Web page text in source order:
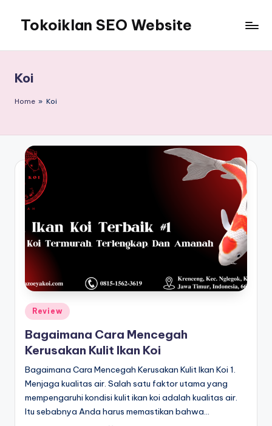
content
Tokoiklan SEO Website
Master
Ahli
dan
Murah
Terbaik
Bergaransi
Koi
Home » Koi
Posted
in
Review
Bagaimana Cara Mencegah
Kerusakan Kulit Ikan Koi
Bagaimana Cara Mencegah Kerusakan Kulit Ikan Koi 1.
Menjaga kualitas air. Salah satu faktor utama yang
mempengaruhi kondisi kulit ikan koi adalah kualitas air.
Itu sebabnya Anda harus memastikan bahwa…